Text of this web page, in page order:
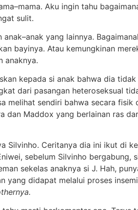
Aku ingin tahu
sulit.
yang lainnya.
bayinya. Atau kemungkinan
anaknya.
kepada si anak bahwa dia
dari pasangan heteroseksual
melihat sendiri bahwa secara fisik
dan Maddox yang berlainan ras
Silvinho. Ceritanya dia ini ikut di
sebelum Silvinho bergabung,
sekelas anaknya si J. Hah,
yang didapat melalui proses